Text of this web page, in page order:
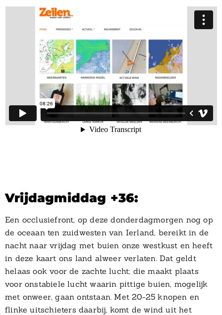
Vrijdagmiddag +36:
Een occlusiefront, op deze donderdagmorgen nog op
de oceaan ten zuidwesten van Ierland, bereikt in de
nacht naar vrijdag met buien onze westkust en heeft
in deze kaart ons land alweer verlaten. Dat geldt
helaas ook voor de zachte lucht; die maakt plaats
voor onstabiele lucht waarin pittige buien, mogelijk
met onweer, gaan ontstaan. Met 20-25 knopen en
flinke uitschieters daarbij, komt de wind uit het